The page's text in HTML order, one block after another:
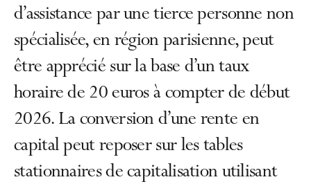
d’assistance par une tierce personne non
spécialisée, en région parisienne, peut
être apprécié sur la base d’un taux
horaire de 20 euros à compter de début
2026. La conversion d’une rente en
capital peut reposer sur les tables
stationnaires de capitalisation utilisant